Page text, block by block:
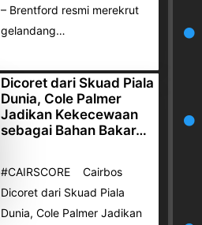
– Brentford resmi merekrut
gelandang…
Dicoret dari Skuad Piala
Dunia, Cole Palmer
Jadikan Kekecewaan
sebagai Bahan Bakar…
#CAIRSCORE Cairbos
Dicoret dari Skuad Piala
Dunia, Cole Palmer Jadikan